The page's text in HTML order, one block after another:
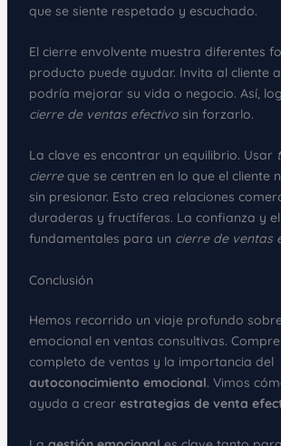
que se siente respetado y escuchado.
El cierre envolvente muestra diferentes
producto puede ayudar. Invita al cliente
podría mejorar su vida o negocio. Así,
cierre de ventas efectivosin forzarlo.
La clave es encontrar un equilibrio. Usar
cierreque se centren en lo que el cliente
sin presionar. Esto crea relaciones
duraderas y fructíferas. La confianza y
fundamentales para un cierre de ventas
Conclusión
Hemos recorrido un viaje profundo
emocional en ventas consultivas.
completo de ventas y la importancia del
autoconocimiento emocional. Vimos
ayuda a crear estrategias de venta